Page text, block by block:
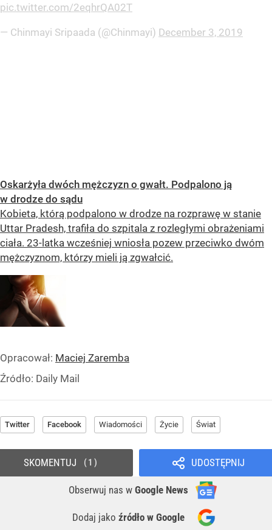
pic.twitter.com/2eqhrQA02T
— Chinmayi Sripaada (@Chinmayi) December 3, 2019
Oskarżyła dwóch mężczyzn o gwałt. Podpalono ją
w drodze do sądu
Kobieta, którą podpalono w drodze na rozprawę w stanie
Uttar Pradesh, trafiła do szpitala z rozległymi obrażeniami
ciała. 23-latka wcześniej wniosła pozew przeciwko dwóm
mężczyznom, którzy mieli ją zgwałcić.
Opracował: Maciej Zaremba
Źródło: Daily Mail
Twitter Facebook Wiadomości Życie Świat
UDOSTĘPNIJ
Obserwuj nas w Google News
Dodaj jako źródło w Google
SKOMENTUJ 1